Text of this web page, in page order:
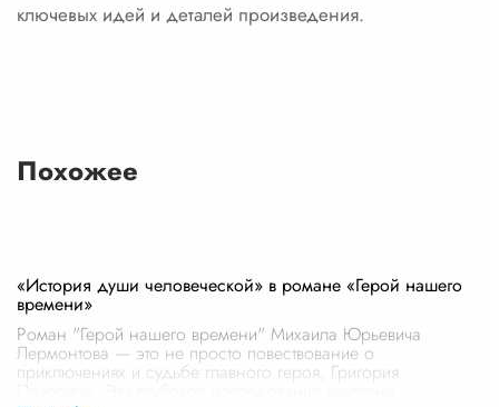
ключевых идей и деталей произведения.
Похожее
«История души человеческой» в романе «Герой нашего
времени»
Роман "Герой нашего времени" Михаила Юрьевича
Лермонтова — это не просто повествование о
приключениях и судьбе главного героя, Григория